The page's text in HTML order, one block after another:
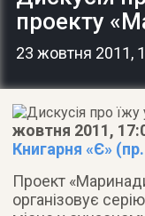
ДОВІДКА
проекту
23 жовтня 2011,
жовтня 2011,
Книгарня «Є»
Проект
організовує